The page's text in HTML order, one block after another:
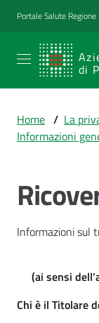
Vai al contenuto
Vai alla
Vai al footer
Portale Salute
di
Emilia-
Romagna
Sanitaria
di Piacenza
percorsi
di
Home / La
Informazioni
Informazioni sul
(ai sensi
Chi è il Titolare